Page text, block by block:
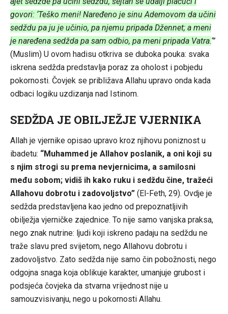
govori: ‘Teško meni! Naređeno je sinu Ademovom da učini
sedždu pa ju je učinio, pa njemu pripada Džennet; a meni
je naređena sedžda pa sam odbio, pa meni pripada Vatra.‘”
(Muslim) U ovom hadisu otkriva se duboka pouka: svaka
iskrena sedžda predstavlja poraz za oholost i pobjedu
pokornosti. Čovjek se približava Allahu upravo onda kada
odbaci logiku uzdizanja nad Istinom.
SEDŽDA JE OBILJEŽJE VJERNIKA
Allah je vjernike opisao upravo kroz njihovu poniznost u
ibadetu: “Muhammed je Allahov poslanik, a oni koji su
s njim strogi su prema nevjernicima, a samilosni
među sobom; vidiš ih kako ruku i sedždu čine, tražeći
Allahovu dobrotu i zadovoljstvo”(El-Feth, 29). Ovdje je
sedžda predstavljena kao jedno od prepoznatljivih
obilježja vjerničke zajednice. To nije samo vanjska praksa,
nego znak nutrine: ljudi koji iskreno padaju na sedždu ne
traže slavu pred svijetom, nego Allahovu dobrotu i
zadovoljstvo. Zato sedžda nije samo čin pobožnosti, nego
odgojna snaga koja oblikuje karakter, umanjuje grubost i
podsjeća čovjeka da stvarna vrijednost nije u
samouzvisivanju, nego u pokornosti Allahu.